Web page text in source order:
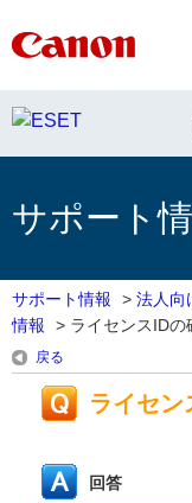
サポート
サポート情報 > 法人向
情報
> ライセンスIDの
戻る
ライセン
回答